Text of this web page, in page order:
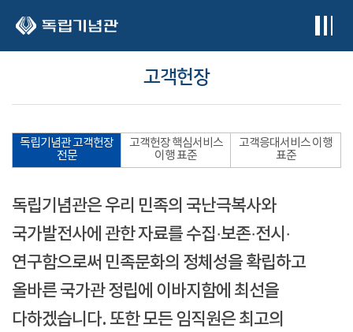
고객헌장
독립기념관 고객헌장
전문
고객헌장 핵심서비스
이행 표준
고객응대서비스 이행
표준
독립기념관은 우리 민족의 국난극복사와
국가발전사에 관한 자료를 수집·보존·전시·
연구함으로써 민족문화의 정체성을 확립하고
올바른 국가관 정립에 이바지함에 최선을
다하겠습니다. 또한 모든 임직원은 최고의